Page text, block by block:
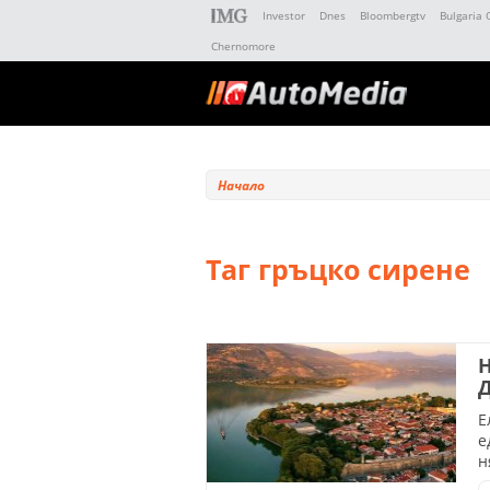
Investor Dnes Bloombergtv Bulgaria
Chernomore
Начало
Таг гръцко сирене